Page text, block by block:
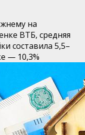
на
ВТБ, средняя
составила 5,5–
— 10,3%